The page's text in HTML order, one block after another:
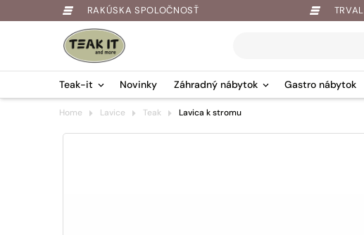
Springe
RAKÚSKA SPOLOČNOSŤ
Teak-it Novinky Záhradný nábytok Gastro nábytok
Home Lavice Teak Lavica k stromu